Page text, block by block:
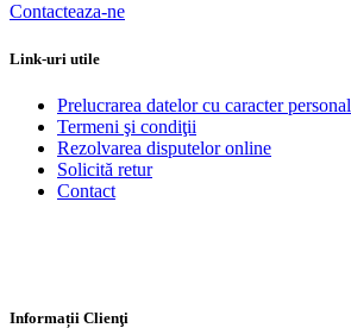
Contacteaza-ne
Link-uri utile
Prelucrarea datelor cu caracter personal
Termeni şi condiţii
Rezolvarea disputelor online
Solicită retur
Contact
Informații Clienţi